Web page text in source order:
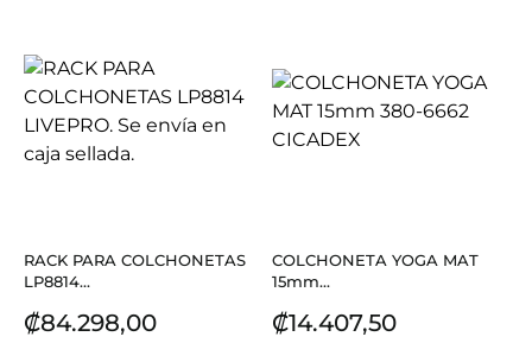
RACK PARA COLCHONETAS
LP8814...
Precio
₡84.298,00
COLCHONETA YOGA MAT
15mm...
Precio
₡14.407,50